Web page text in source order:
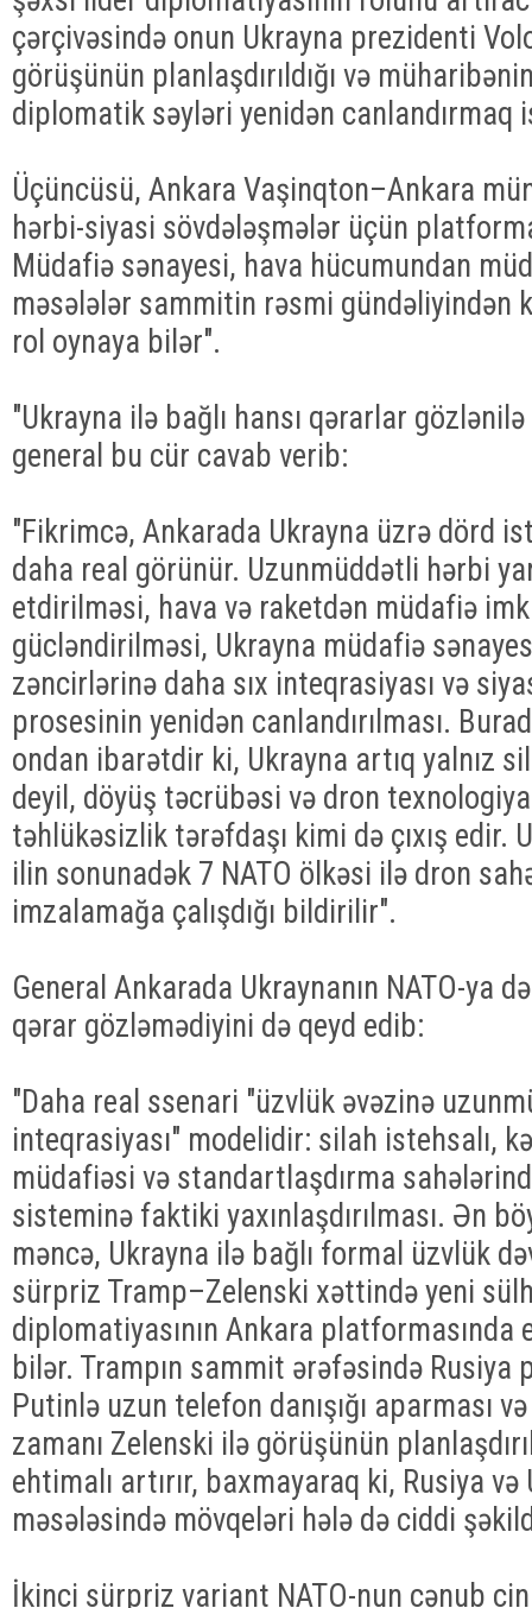
çərçivəsində onun Ukrayna prezidenti
görüşünün planlaşdırıldığı və
diplomatik səyləri yenidən
Üçüncüsü, Ankara Vaşinqton–Ankara
hərbi-siyasi sövdələşmələr üçün
Müdafiə sənayesi, hava hücumundan
məsələlər sammitin rəsmi gündəliyindən
rol oynaya bilər".
"Ukrayna ilə bağlı hansı qərarlar
general bu cür cavab verib:
"Fikrimcə, Ankarada Ukrayna üzrə dörd
daha real görünür. Uzunmüddətli hərbi
etdirilməsi, hava və raketdən müdafiə
gücləndirilməsi, Ukrayna müdafiə
zəncirlərinə daha sıx inteqrasiyası və
prosesinin yenidən canlandırılması.
ondan ibarətdir ki, Ukrayna artıq yalnız
deyil, döyüş təcrübəsi və dron
təhlükəsizlik tərəfdaşı kimi də çıxış edir.
ilin sonunadək 7 NATO ölkəsi ilə dron
imzalamağa çalışdığı bildirilir".
General Ankarada Ukraynanın NATO-ya
qərar gözləmədiyini də qeyd edib:
"Daha real ssenari "üzvlük əvəzinə
inteqrasiyası" modelidir: silah istehsalı,
müdafiəsi və standartlaşdırma
sisteminə faktiki yaxınlaşdırılması. Ən
məncə, Ukrayna ilə bağlı formal üzvlük
sürpriz Tramp–Zelenski xəttində yeni
diplomatiyasının Ankara platformasında
bilər. Trampın sammit ərəfəsində
Putinlə uzun telefon danışığı aparması
zamanı Zelenski ilə görüşünün
ehtimalı artırır, baxmayaraq ki, Rusiya və
məsələsində mövqeləri hələ də ciddi
İkinci sürpriz variant NATO-nun cənub